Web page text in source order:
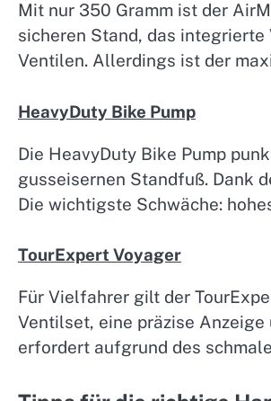
Mit nur 350 Gramm ist der
sicheren Stand, das
Ventilen. Allerdings ist der
HeavyDuty Bike Pump
Die HeavyDuty Bike Pump
gusseisernen Standfuß. Dank
Die wichtigste Schwäche:
TourExpert Voyager
Für Vielfahrer gilt der
Ventilset, eine präzise
erfordert aufgrund des